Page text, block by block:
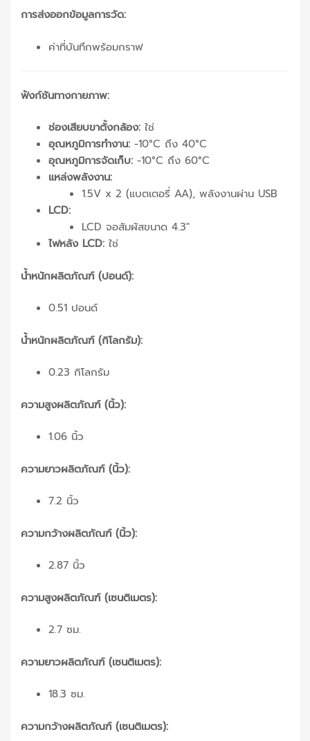
การส่งออกข้อมูลการวัด:
ค่าที่บันทึกพร้อมกราฟ
ฟังก์ชันทางกายภาพ:
ช่องเสียบขาตั้งกล้อง: ใช่
อุณหภูมิการทำงาน: -10°C ถึง 40°C
อุณหภูมิการจัดเก็บ: -10°C ถึง 60°C
แหล่งพลังงาน:
1.5V x 2 (แบตเตอรี่ AA), พลังงานผ่าน USB
LCD:
LCD จอสัมผัสขนาด 4.3″
ไฟหลัง LCD: ใช่
น้ำหนักผลิตภัณฑ์ (ปอนด์):
0.51 ปอนด์
น้ำหนักผลิตภัณฑ์ (กิโลกรัม):
0.23 กิโลกรัม
ความสูงผลิตภัณฑ์ (นิ้ว):
1.06 นิ้ว
ความยาวผลิตภัณฑ์ (นิ้ว):
7.2 นิ้ว
ความกว้างผลิตภัณฑ์ (นิ้ว):
2.87 นิ้ว
ความสูงผลิตภัณฑ์ (เซนติเมตร):
2.7 ซม.
ความยาวผลิตภัณฑ์ (เซนติเมตร):
18.3 ซม.
ความกว้างผลิตภัณฑ์ (เซนติเมตร):